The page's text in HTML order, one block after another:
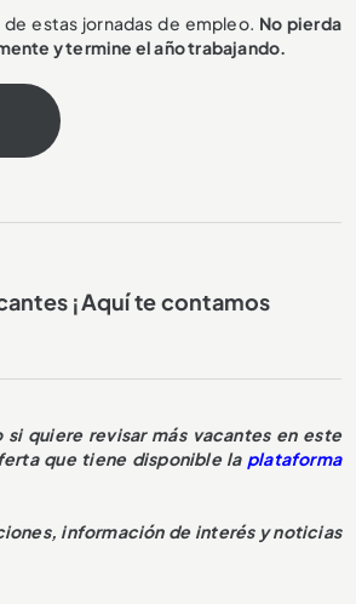
estas jornadas de empleo. No pierda
y termine el año trabajando.
¡Aquí te contamos
quiere revisar más vacantes en este
que tiene disponible la plataforma
información de interés y noticias